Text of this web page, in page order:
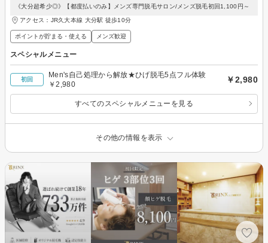
《大分超希少◎》【都度払いのみ】メンズ専門脱毛サロン/メンズ脱毛初回1,100円～
アクセス：JR久大本線 大分駅 徒歩10分
ポイントが貯まる・使える メンズ歓迎
スペシャルメニュー
初回
Men's自己処理から解放★ひげ脱毛5点フル体験
￥2,980
￥2,980
すべてのスペシャルメニューを見る
その他の情報を表示